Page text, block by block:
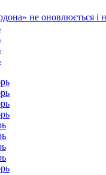
не оновлюється